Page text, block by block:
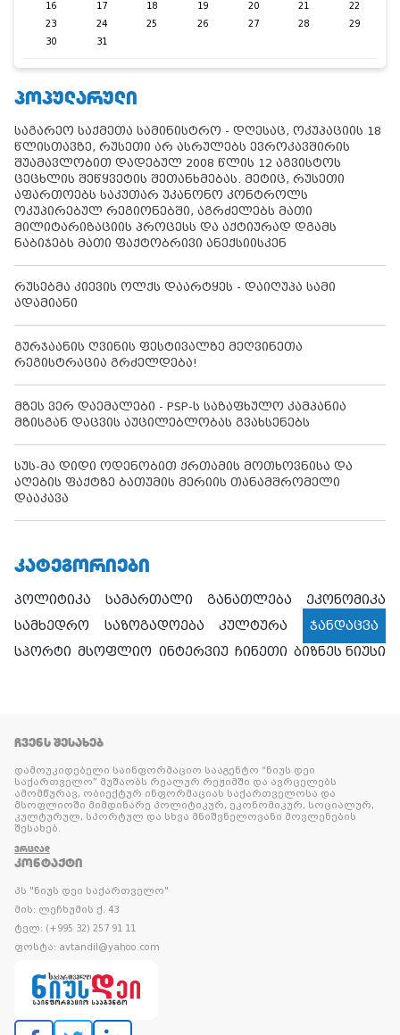
16
17 18 19 20 21
22
23
24 25 26 27 28
29
30
31
ᲞᲝᲞᲣᲚᲐᲠᲣᲚᲘ
საგარეო საქმეთა სამინისტრო - დღესაც, ოკუპაციის 18
წლისთავზე, რუსეთი არ ასრულებს ევროკავშირის
შუამავლობით დადებულ 2008 წლის 12 აგვისტოს
ცეცხლის შეწყვეტის შეთანხმებას. მეტიც, რუსეთი
აფართოებს საკუთარ უკანონო კონტროლს
ოკუპირებულ რეგიონებში, აგრძელებს მათი
მილიტარიზაციის პროცესს და აქტიურად დგამს
ნაბიჯებს მათი ფაქტობრივი ანექსიისკენ
რუსებმა კიევის ოლქს დაარტყეს - დაიღუპა სამი
ადამიანი
გურჯაანის ღვინის ფესტივალზე მეღვინეთა
რეგისტრაცია გრძელდება!
მზეს ვერ დაემალები - PSP-ს საზაფხულო კამპანია
მზისგან დაცვის აუცილებლობას გვახსენებს
სუს-მა დიდი ოდენობით ქრთამის მოთხოვნისა და
აღების ფაქტზე ბათუმის მერიის თანამშრომელი
დააკავა
ᲙᲐᲢᲔᲒᲝᲠᲘᲔᲑᲘ
პოლიტიკა სამართალი განათლება
ეკონომიკა
სამხედრო
საზოგადოება კულტურა
ჯანდაცვა
სპორტი მსოფლიო ინტერვიუ ჩინეთი ბიზნეს ნიუსი
ᲩᲕᲔᲜᲡ ᲨᲔᲡᲐᲮᲔᲑ
დამოუკიდებელი საინფორმაციო სააგენტო “ნიუს დეი
საქართველო” მუშაობს რეალურ რეჟიმში და ავრცელებს
ამომწურავ, ობიექტურ ინფორმაციას საქართველოსა და
მსოფლიოში მიმდინარე პოლიტიკურ, ეკონომიკურ, სოციალურ,
კულტურულ, სპორტულ და სხვა მნიშვნელოვანი მოვლენების
შესახებ.
ᲕᲠᲪᲚᲐᲓ
ᲙᲝᲜᲢᲐᲥᲢᲘ
პს "ნიუს დეი საქართველო"
მის: ლეჩხუმის ქ. 43
ტელ: (+995 32) 257 91 11
ფოსტა: avtandil@yahoo.com